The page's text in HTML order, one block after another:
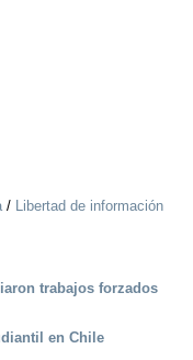
/ Libertad de información
trabajos forzados
en Chile